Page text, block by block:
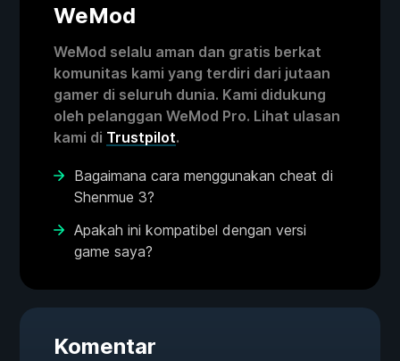
WeMod
WeMod selalu aman dan gratis berkat
komunitas kami yang terdiri dari jutaan
gamer di seluruh dunia. Kami didukung
oleh pelanggan WeMod Pro. Lihat ulasan
kami di Trustpilot.
Bagaimana cara menggunakan cheat di
Shenmue 3?
Apakah ini kompatibel dengan versi
game saya?
Komentar